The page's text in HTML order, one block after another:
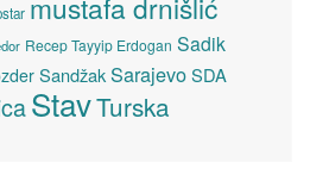
Recep Tayyip Erdogan Sadik
SandžakSarajevoSDA
StavTurska